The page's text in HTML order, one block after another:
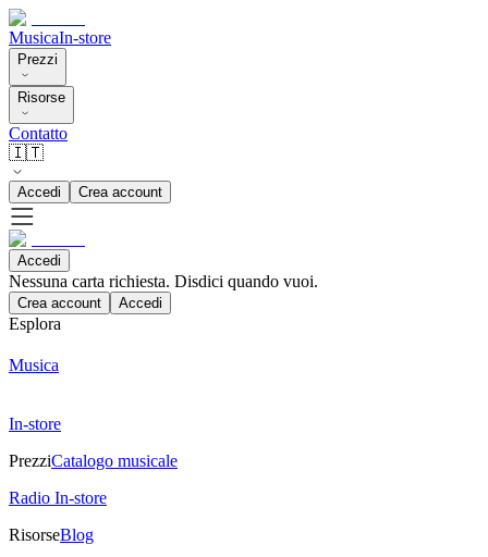
MusicaIn-store
Prezzi
Risorse
Contatto
🇮🇹
Accedi Crea account
Accedi
Nessuna carta richiesta. Disdici quando vuoi.
Crea account Accedi
Esplora
Musica
In-store
PrezziCatalogo musicale
Radio In-store
RisorseBlog